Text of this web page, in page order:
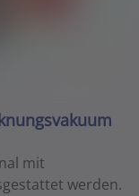
mit
werden.